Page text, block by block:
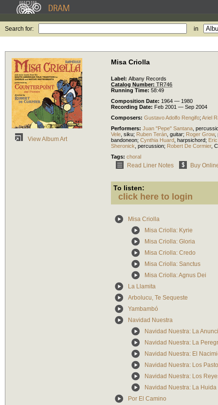
Search for: in
View Album Art
Misa Criolla
Label: Albany Records
Catalog Number: TR746
Running Time: 58:49
Composition Date: 1964 — 1980
Recording Date: Feb 2001 — Sep 2004
Composers: Gustavo Adolfo Rengifo; Ariel
Performers: Juan "Pepe" Santana
Vele siku; Ruben Terán guitar; Roger Grow,
bandoneon; Cynthia Huard harpsichord;
Sheronick percussion; Robert De Cormier,
Tags: choral
Read Liner Notes Buy
To listen:
click here to login
Misa Criolla
Misa Criolla: Kyrie
Misa Criolla: Gloria
Misa Criolla: Credo
Misa Criolla: Sanctus
Misa Criolla: Agnus Dei
La Llamita
Arbolucu, Te Sequeste
Yambambó
Navidad Nuestra
Navidad Nuestra: La
Navidad Nuestra: La
Navidad Nuestra: El
Navidad Nuestra: Los
Navidad Nuestra: Los
Navidad Nuestra: La Huida
Por El Camino